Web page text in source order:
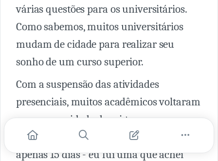
várias questões para os universitários.
Como sabemos, muitos universitários
mudam de cidade para realizar seu
sonho de um curso superior.
Com a suspensão das atividades
presenciais, muitos acadêmicos voltaram
para a sua cidade de origem, na
expectiva de que a quarentena durasse
apenas 15 dias - eu fui uma que achei